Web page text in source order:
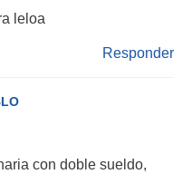
leloa
Responder
con doble sueldo,